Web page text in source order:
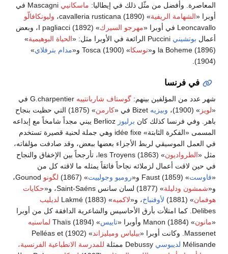
المعاصرة. وأفضل من مثّل ذلك في إيطاليا: ماسكانيي
Mascagni في
أوبرا «الشهامة الريفية» (1890) cavalleria rusticana،
وليونكافالّو
Leoncavallo في أوبرا «
مهرجو السيرك
» (1892) I pagliacci، وبعض
أعمال بوتشيني الحياة البوهيمية»
(1896) la Boheme و«
توسكا» (1900) Tosca و« مدام بترفلاي»
(1904).
في فرنسا
شهر عدد من المؤلفين بينهم: گوستاف شاربانتييه
G.charpentier في
«لويز » (1900)، وبيزيه كارمن
» (1875) التي حظيت بنجاح
باهر. وفي فرنسا كذلك كان برليوز
Berlioz يبني مجداً شامخاً مع إبداعه
المسمى «الفكرة الثابتة» idée fixe وهي جملة لحنية قصيرة تستخدم
في العمل الموسيقي لربط الأجزاء بعضها ببعض، وقد صادفت مؤلفاته،
مثل «الطرواديون
» (1863) les Troyens، تأرجحاً بين الإخفاق والنجاح
في حين لاقت أعمال لزملائه نجاحاً فائقاً يمثله ما لاقته كل من
«فاوست» (1859) Faust و« روميو وجولييت» (1867) لگونو
Gounod،
و«شمشون ودليلة» (1877) لسان سانس Saint-Saéns، و«
حكايات
هوفمان» (1881) لأوفنباخ، و«لاكميه» (1883) Lakmé
لديليب
Delibes. كما امتلأت بأرق الأحاسيس والشاعرية الدافقة كل من أوبرا
«مانون» (1884) Manon وأوبرا « تاييس» (1894) Thaïs
لماسنيه
Massenet. وكانت أوبرا «
بيلياس وميليزاند
» (1902) Pelléas et
Mélisande لديبوسي
للمدرسة الانطباعية الفرنسية،